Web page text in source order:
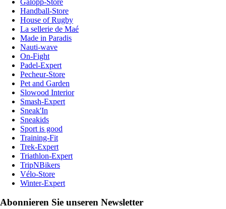
Handball-Store
House of Rugby
La sellerie de Maé
Made in Paradis
Nauti-wave
On-Fight
Padel-Expert
Pecheur-Store
Pet and Garden
Slowood Interior
Smash-Expert
Sneak'In
Sneakids
Sport is good
Training-Fit
Trek-Expert
Triathlon-Expert
TripNBikers
Vélo-Store
Winter-Expert
Abonnieren Sie unseren Newsletter